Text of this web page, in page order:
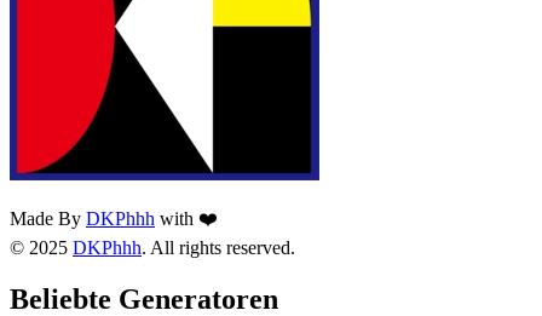
Made By DKPhhh with ❤️
© 2025 DKPhhh. All rights reserved.
Beliebte Generatoren